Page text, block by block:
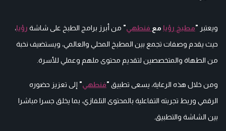
ويعتبر "مطبخ رؤيا مع فنطهي" من أبرز برامج الطبخ على شاشة رؤيا،
حيث يقدم وصفات تجمع بين المطبخ المحلي والعالمي، ويستضيف نخبة
من الطهاة والمتخصصين لتقديم محتوى ملهم وعملي للأسرة.
ومن خلال هذه الرعاية، يسعى تطبيق "فنطهي" إلى تعزيز حضوره
الرقمي وربط تجربته التفاعلية بالمحتوى التلفازي، بما يخلق جسرا مباشرا
بين الشاشة والتطبيق.